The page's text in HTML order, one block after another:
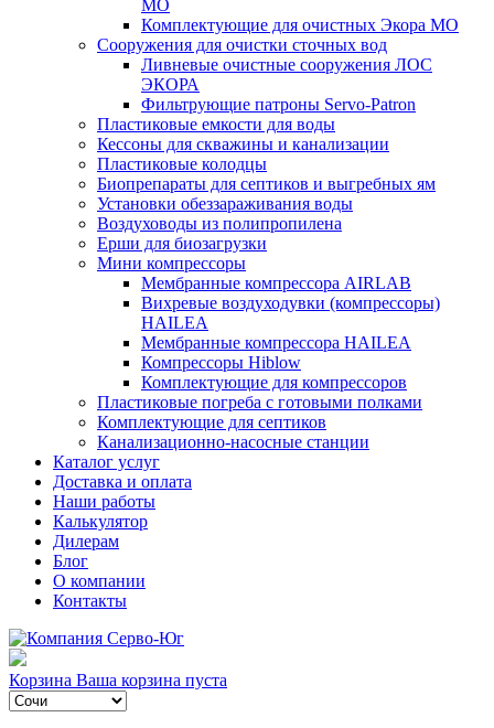
МО
Комплектующие для очистных Экора МО
Сооружения для очистки сточных вод
Ливневые очистные сооружения ЛОС
ЭКОРА
Фильтрующие патроны Servo-Patron
Пластиковые емкости для воды
Кессоны для скважины и канализации
Пластиковые колодцы
Биопрепараты для септиков и выгребных ям
Установки обеззараживания воды
Воздуховоды из полипропилена
Ерши для биозагрузки
Мини компрессоры
Мембранные компрессора AIRLAB
Вихревые воздуходувки (компрессоры)
HAILEA
Мембранные компрессора HAILEA
Компрессоры Hiblow
Комплектующие для компрессоров
Пластиковые погреба с готовыми полками
Комплектующие для септиков
Канализационно-насосные станции
Каталог услуг
Доставка и оплата
Наши работы
Калькулятор
Дилерам
Блог
О компании
Контакты
Корзина Ваша корзина пуста